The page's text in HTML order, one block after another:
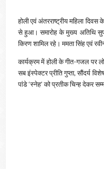
होली एवं अंतरराष्ट्रीय महिला
से हुआ। समारोह के मुख्य अतिथि
किरण शामिल रहे। ममता सिंह एवं
कार्यक्रम में होली के गीत-गजल पर
सब इंस्पेक्टर प्रीति गुप्ता, सौंदर्य
पांडे ‘स्नेह’ को प्रतीक चिन्ह देकर